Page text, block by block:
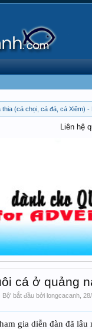
thia (cá chọi, cá đá, cá Xiêm) -
Liên hệ
cá ở quảng
Bộ' bắt đầu bởilongcacanh ,
gia diễn đàn đã